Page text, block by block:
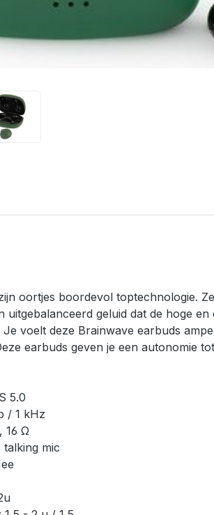
oortjes boordevol toptechnologie.
uitgebalanceerd geluid dat de hoge
voelt deze Brainwave earbuds
earbuds geven je een autonomie
5.0
/ 1 kHz
16 Ω
mic